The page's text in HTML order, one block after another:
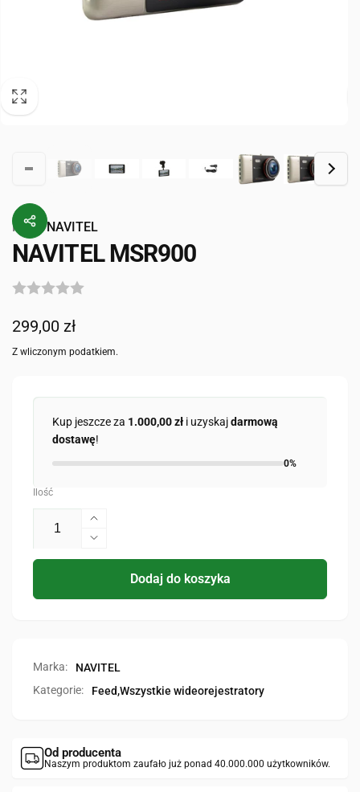
Przez NAVITEL
NAVITEL MSR900
Cena
regularna
299,00 zł
Z wliczonym podatkiem.
Kup jeszcze za 1.000,00 zł i uzyskajdarmową
dostawę!
0%
Ilość
Zwiększ
ilość
dla
NAVITEL
Zmniejsz
ilość
NAVITEL
Dodaj do koszyka
Marka:
NAVITEL
Kategorie:
Feed,Wszystkie wideorejestratory
Od producenta
Naszym produktom zaufało już ponad 40.000.000 użytkowników.